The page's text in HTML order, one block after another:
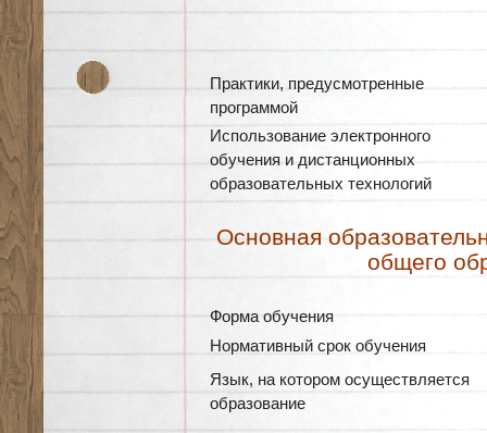
Практики, предусмотренные
программой
Использование электронного
обучения и дистанционных
образовательных технологий
Основная
общего
Форма обучения
Нормативный срок обучения
Язык, на котором осуществляется
образование